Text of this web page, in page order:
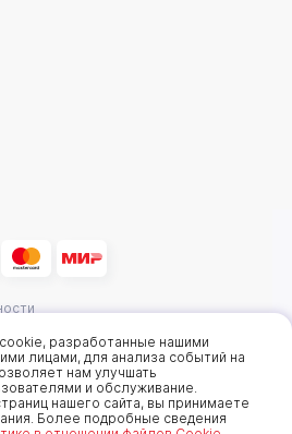
разработанные нашими
лицами, для анализа событий на
нам улучшать
и обслуживание.
нашего сайта, вы принимаете
Более подробные сведения
рыба»
чтобы получать